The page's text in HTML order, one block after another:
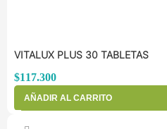
VITALUX PLUS 30 TABLETAS
$117.300
AÑADIR AL CARRITO